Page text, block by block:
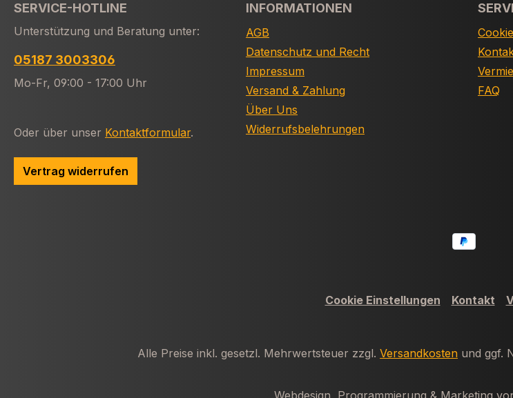
SERVICE-HOTLINE
Unterstützung und Beratung unter:
05187 3003306
Mo-Fr, 09:00 - 17:00 Uhr
Oder über unser Kontaktformular.
Vertrag widerrufen
INFORMATIONEN
AGB
Datenschutz und Recht
Impressum
Versand & Zahlung
Über Uns
Widerrufsbelehrungen
FAQ
Cookie Einstellungen Kontakt
Alle Preise inkl. gesetzl. Mehrwertsteuer zzgl. Versandkosten und ggf.
Webdesign, Programmierung & Marketing